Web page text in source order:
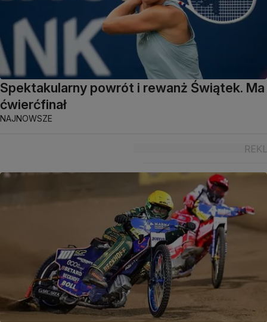
Spektakularny powrót i rewanż Świątek. Ma
ćwierćfinał
NAJNOWSZE